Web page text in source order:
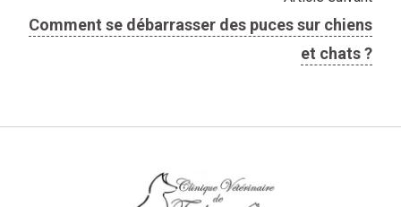
Comment se débarrasser des puces sur chiens
et chats ?